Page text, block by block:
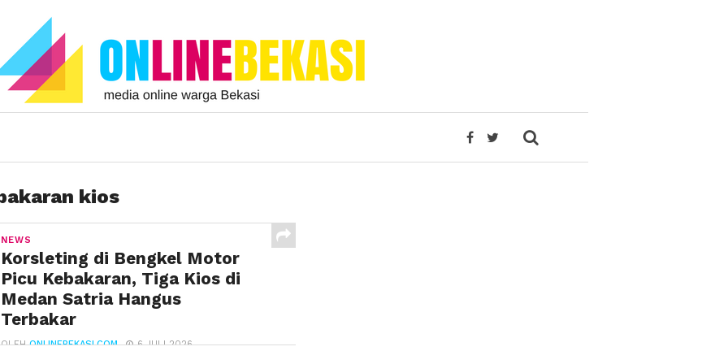
kios
NEWS
Korsleting di Bengkel Motor
Picu Kebakaran, Tiga Kios di
Medan Satria Hangus
Terbakar
OLEHONLINEBEKASI.COM 6 JULI 2026